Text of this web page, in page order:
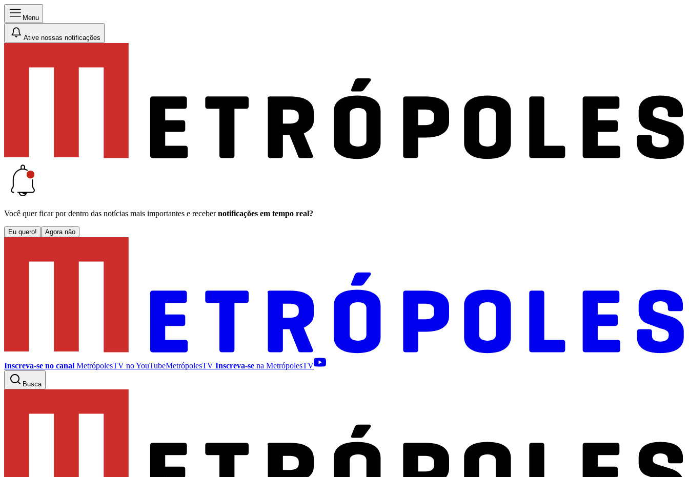
Menu
Ative nossas notificações
Você quer ficar por dentro das notícias mais importantes e receber notificações em tempo real?
Eu quero! Agora não
Inscreva-se no canal MetrópolesTV noYouTubeMetrópolesTV Inscreva-se na MetrópolesTV
Busca